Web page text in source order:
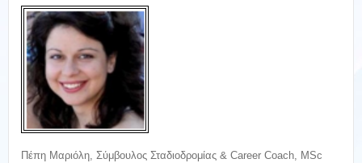
Πέπη Μαριόλη, Σύμβουλος Σταδιοδρομίας & Career Coach, MSc